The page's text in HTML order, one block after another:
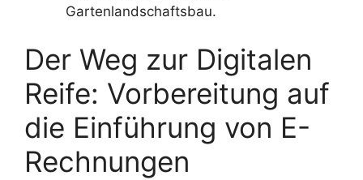
Gartenlandschaftsbau.
Der Weg zur Digitalen
Reife: Vorbereitung auf
die Einführung von E-
Rechnungen